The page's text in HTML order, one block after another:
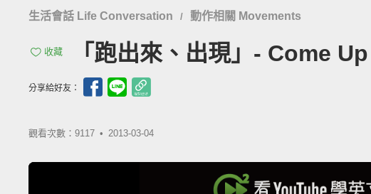
生活會話 Life Conversation / 動作相關 Movements
收藏 「跑出來、出現」- Come Up
分享給好友：
觀看次數：9117 • 2013-03-04